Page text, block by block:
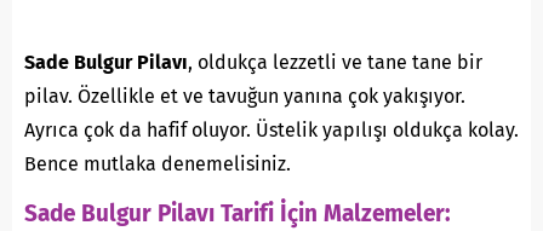
Sade Bulgur Pilavı, oldukça lezzetli ve tane tane bir
pilav. Özellikle et ve tavuğun yanına çok yakışıyor.
Ayrıca çok da hafif oluyor. Üstelik yapılışı oldukça kolay.
Bence mutlaka denemelisiniz.
Sade Bulgur Pilavı Tarifi İçin Malzemeler: